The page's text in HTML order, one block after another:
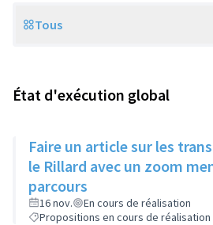
Scope
Tous
État d'exécution global
Faire un article sur les
le Rillard avec un zoom
parcours
16 nov.
En cours de réalisation
Propositions en cours de réalisation